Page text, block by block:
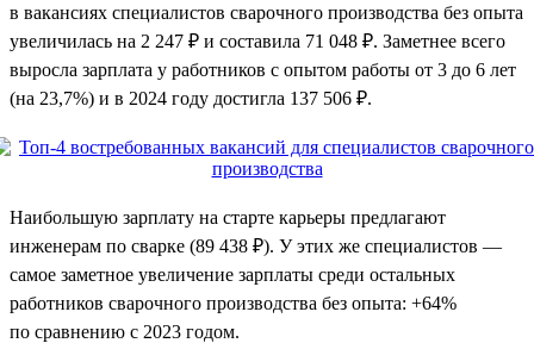
в вакансиях специалистов сварочного производства без опыта
увеличилась на 2 247 ₽ и составила 71 048 ₽. Заметнее всего
выросла зарплата у работников с опытом работы от 3 до 6 лет
(на 23,7%) и в 2024 году достигла 137 506 ₽.
Наибольшую зарплату на старте карьеры предлагают
инженерам по сварке (89 438 ₽). У этих же специалистов —
самое заметное увеличение зарплаты среди остальных
работников сварочного производства без опыта: +64%
по сравнению с 2023 годом.